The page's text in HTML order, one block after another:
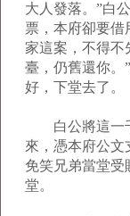
大人發落。”白
票，本府卻要借
家這案，不得不
臺，仍舊還你。
好，下堂去了。
白公將這一千
來，憑本府公文
免笑兄弟當堂受
堂。